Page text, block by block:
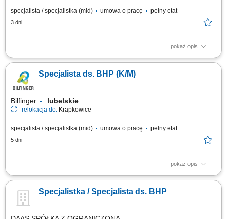
specjalista / specjalistka (mid) umowa o pracę pełny etat
3 dni
pokaż opis
Opis stanowiska Nadzór nad bezpieczeństwem pracy na projektach
regularnych inspekcji oraz ocena poziomu bezpieczeństwa na budowach;
Weryfikacja i nadzór nad dokumentacją BHP zgodnie z obowiązującymi
Specjalista ds. BHP (K/M)
Bilfinger lubelskie
relokacja do: Krapkowice
specjalista / specjalistka (mid) umowa o pracę pełny etat
5 dni
pokaż opis
Twój zakres obowiązków: kompleksowa obsługa obszaru BHP na
dokumentacją BHP – jej weryfikacja zgodności z obowiązującymi
przepisami oraz wewnętrznymi wytycznymi systemu zarzadzania HSEQ.
Specjalistka / Specjalista ds. BHP